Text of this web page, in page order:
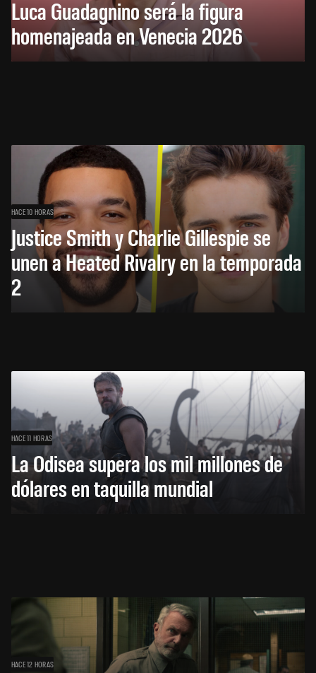
Luca Guadagnino será la figura
homenajeada en Venecia 2026
HACE 10 HORAS
Justice Smith y Charlie Gillespie se
unen a Heated Rivalry en la temporada
2
HACE 11 HORAS
La Odisea supera los mil millones de
dólares en taquilla mundial
HACE 12 HORAS